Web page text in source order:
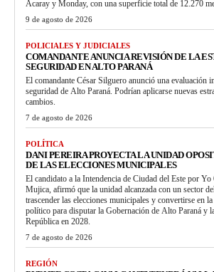
Acaray y Monday, con una superficie total de 12.270
9 de agosto de 2026
POLICIALES Y JUDICIALES
COMANDANTE ANUNCIA REVISIÓN DE LA
SEGURIDAD EN ALTO PARANÁ
El comandante César Silguero anunció una evaluación
seguridad de Alto Paraná. Podrían aplicarse nuevas
cambios.
7 de agosto de 2026
POLÍTICA
DANI PEREIRA PROYECTA LA UNIDAD
DE LAS ELECCIONES MUNICIPALES
El candidato a la Intendencia de Ciudad del Este por
Mujica, afirmó que la unidad alcanzada con un sector
trascender las elecciones municipales y convertirse en
político para disputar la Gobernación de Alto Paraná y
República en 2028.
7 de agosto de 2026
REGIÓN